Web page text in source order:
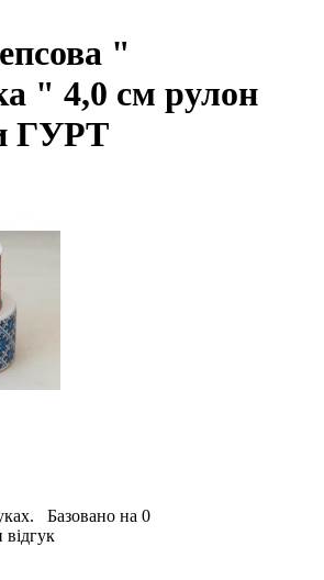
"
" 4,0 см рулон
ГУРТ
Базовано на 0